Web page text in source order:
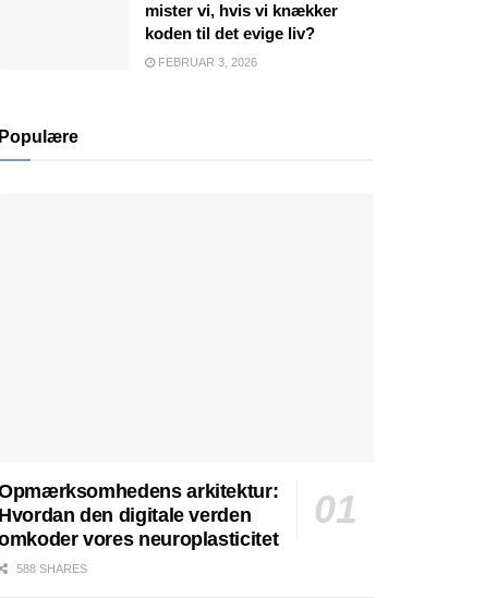
mister vi, hvis vi knækker
koden til det evige liv?
FEBRUAR 3, 2026
Populære
arkitektur:
Hvordan den digitale verden
vores neuroplasticitet
588 SHARES